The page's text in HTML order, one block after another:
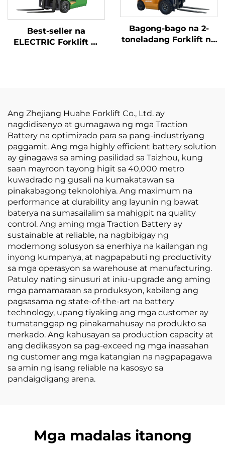
Best-seller na
ELECTRIC Forklift —
Bagong-bago na 2-
toneladang Forklift na
Ang Zhejiang Huahe Forklift Co., Ltd. ay
nagdidisenyo at gumagawa ng mga Traction
Battery na optimizado para sa pang-industriyang
paggamit. Ang mga highly efficient battery solution
ay ginagawa sa aming pasilidad sa Taizhou, kung
saan mayroon tayong higit sa 40,000 metro
kuwadrado ng gusali na kumakatawan sa
pinakabagong teknolohiya. Ang maximum na
performance at durability ang layunin ng bawat
baterya na sumasailalim sa mahigpit na quality
control. Ang aming mga Traction Battery ay
sustainable at reliable, na nagbibigay ng
modernong solusyon sa enerhiya na kailangan ng
inyong kumpanya, at nagpapabuti ng productivity
sa mga operasyon sa warehouse at manufacturing.
Patuloy nating sinusuri at iniu-upgrade ang aming
mga pamamaraan sa produksyon, kabilang ang
pagsasama ng state-of-the-art na battery
technology, upang tiyaking ang mga customer ay
tumatanggap ng pinakamahusay na produkto sa
merkado. Ang kahusayan sa production capacity at
ang dedikasyon sa pag-exceed ng mga inaasahan
ng customer ang mga katangian na nagpapagawa
sa amin ng isang reliable na kasosyo sa
pandaigdigang arena.
Mga madalas itanong